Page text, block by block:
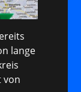
lange
von